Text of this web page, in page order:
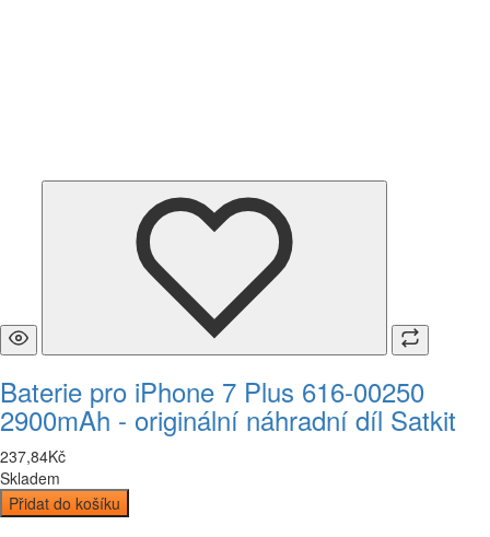
Baterie pro iPhone 7 Plus 616-00250
2900mAh - originální náhradní díl Satkit
237,84Kč
Skladem
Přidat do košíku